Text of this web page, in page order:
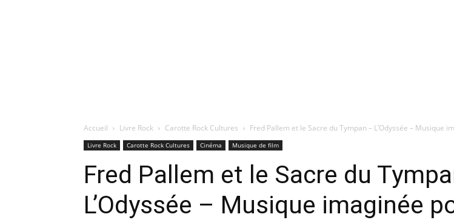
Accueil Livre Rock Carotte Rock Cultures Fred Pallem et le Sacre du Tympan – L’Odyssée – Musique
Livre Rock Carotte Rock Cultures Cinéma Musique de film
Fred Pallem et le Sacre du
L’Odyssée – Musique imaginée